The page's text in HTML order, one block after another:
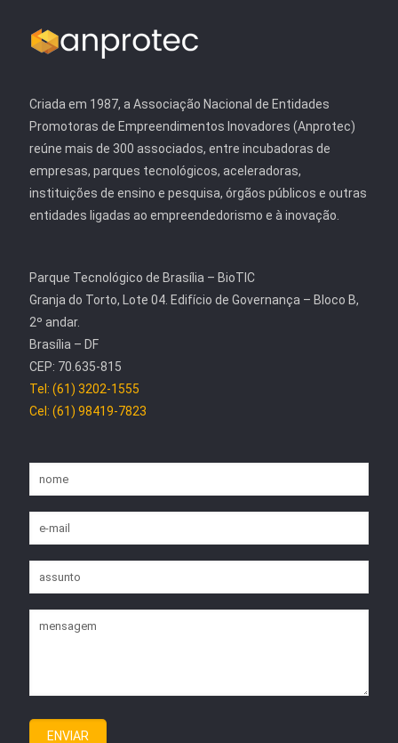
Criada em 1987, a Associação Nacional de Entidades
Promotoras de Empreendimentos Inovadores (Anprotec)
reúne mais de 300 associados, entre incubadoras de
empresas, parques tecnológicos, aceleradoras,
instituições de ensino e pesquisa, órgãos públicos e outras
entidades ligadas ao empreendedorismo e à inovação.
Parque Tecnológico de Brasília – BioTIC
Granja do Torto, Lote 04. Edifício de Governança – Bloco B,
2º andar.
Brasília – DF
CEP: 70.635-815
Tel: (61) 3202-1555
Cel: (61) 98419-7823